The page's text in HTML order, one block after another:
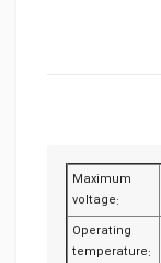
Maximum
voltage:
Operating
temperature: